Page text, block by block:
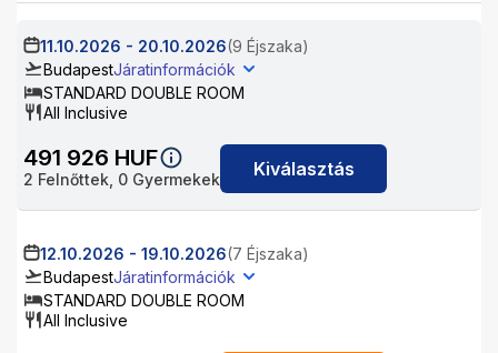
11.10.2026 - 20.10.2026(9 Éjszaka)
BudapestJáratinformációk
STANDARD DOUBLE ROOM
All Inclusive
491 926 HUF
2 Felnőttek, 0 Gyermekek Kiválasztás
12.10.2026 - 19.10.2026(7 Éjszaka)
BudapestJáratinformációk
STANDARD DOUBLE ROOM
All Inclusive